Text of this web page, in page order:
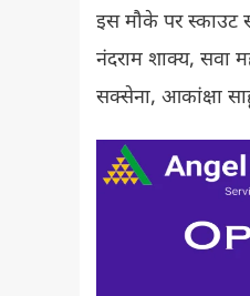
इस मौके पर स्काउट
नंदराम शाक्य, सवा
सक्सेना, आकांक्षा